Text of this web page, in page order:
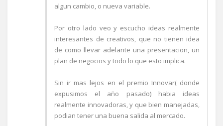
algun cambio, o nueva variable.
Por otro lado veo y escucho ideas realmente
interesantes de creativos, que no tienen idea
de como llevar adelante una presentacion, un
plan de negocios y todo lo que esto implica.
Sin ir mas lejos en el premio Innovar( donde
expusimos el año pasado) habia ideas
realmente innovadoras, y que bien manejadas,
podian tener una buena salida al mercado.